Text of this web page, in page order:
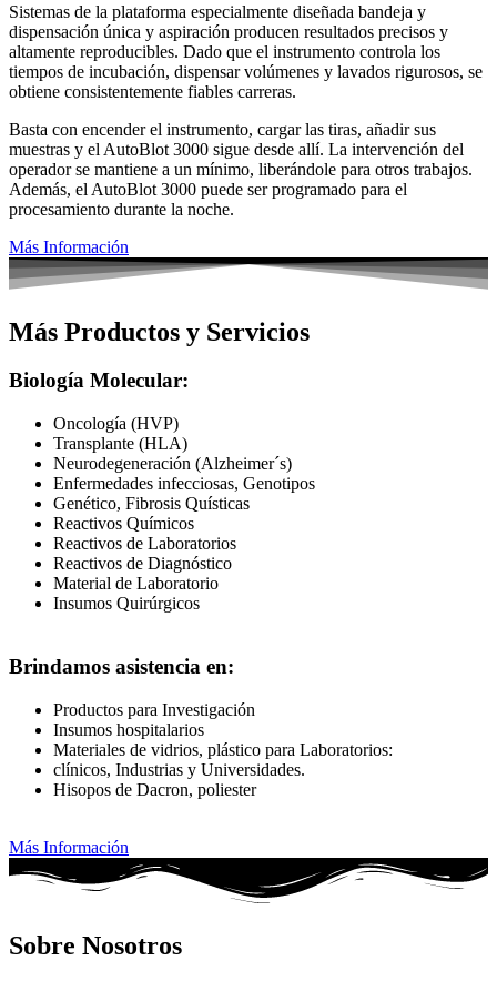
Sistemas de la plataforma especialmente diseñada bandeja y
dispensación única y aspiración producen resultados precisos y
altamente reproducibles. Dado que el instrumento controla los
tiempos de incubación, dispensar volúmenes y lavados rigurosos, se
obtiene consistentemente fiables carreras.
Basta con encender el instrumento, cargar las tiras, añadir sus
muestras y el AutoBlot 3000 sigue desde allí. La intervención del
operador se mantiene a un mínimo, liberándole para otros trabajos.
Además, el AutoBlot 3000 puede ser programado para el
procesamiento durante la noche.
Más Información
Más Productos y Servicios
Biología Molecular:
Oncología (HVP)
Transplante (HLA)
Neurodegeneración (Alzheimer´s)
Enfermedades infecciosas, Genotipos
Genético, Fibrosis Quísticas
Reactivos Químicos
Reactivos de Laboratorios
Reactivos de Diagnóstico
Material de Laboratorio
Insumos Quirúrgicos
Brindamos asistencia en:
Productos para Investigación
Insumos hospitalarios
Materiales de vidrios, plástico para Laboratorios:
clínicos, Industrias y Universidades.
Hisopos de Dacron, poliester
Más Información
Sobre Nosotros